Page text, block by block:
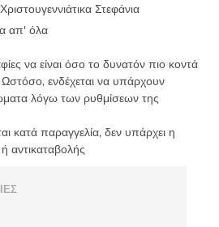
Στεφάνια
απ' όλα
να είναι όσο το δυνατόν πιο κοντά
ενδέχεται να υπάρχουν
λόγω των ρυθμίσεων της
κατά παραγγελία, δεν υπάρχει η
αντικαταβολής